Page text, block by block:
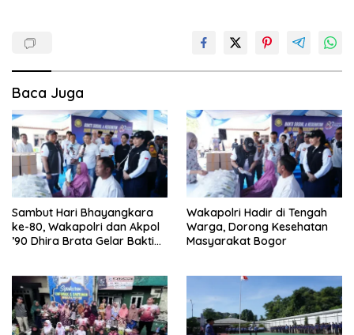
Baca Juga
Sambut Hari Bhayangkara
ke-80, Wakapolri dan Akpol
’90 Dhira Brata Gelar Bakti
Wakapolri Hadir di Tengah
Warga, Dorong Kesehatan
Masyarakat Bogor